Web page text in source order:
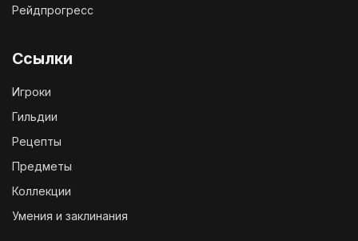
Рейдпрогресс
Ссылки
Игроки
Гильдии
Рецепты
Предметы
Коллекции
Умения и заклинания